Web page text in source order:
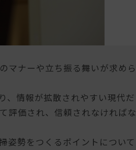
マナーや立ち振る舞いが求めら
、情報が拡散されやすい現代だ
評価され、信頼されなければな
姿勢をつくるポイントについて